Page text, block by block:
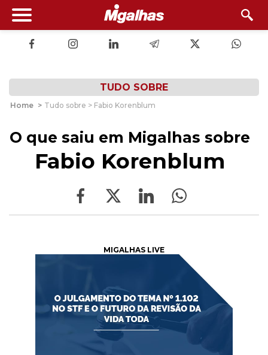
TUDO SOBRE
Home > Tudo sobre > Fabio Korenblum
O que saiu em Migalhas sobre
Fabio Korenblum
MIGALHAS LIVE